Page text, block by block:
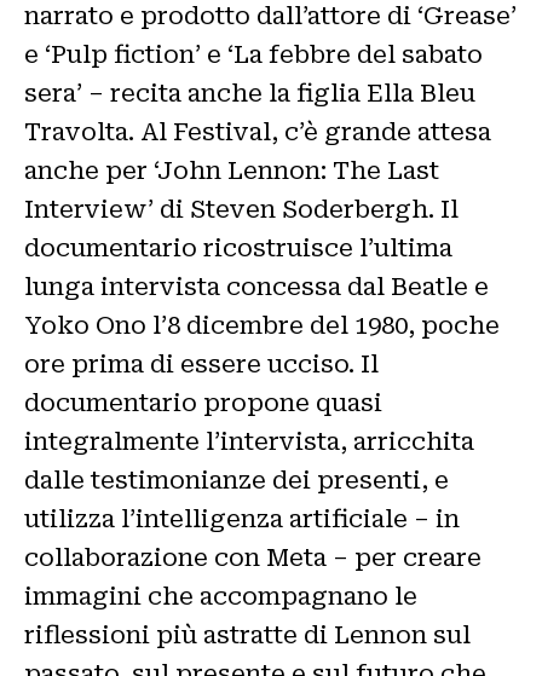
narrato e prodotto dall’attore di ‘Grease’
e ‘Pulp fiction’ e ‘La febbre del sabato
sera’ – recita anche la figlia Ella Bleu
Travolta. Al Festival, c’è grande attesa
anche per ‘John Lennon: The Last
Interview’ di Steven Soderbergh. Il
documentario ricostruisce l’ultima
lunga intervista concessa dal Beatle e
Yoko Ono l’8 dicembre del 1980, poche
ore prima di essere ucciso. Il
documentario propone quasi
integralmente l’intervista, arricchita
dalle testimonianze dei presenti, e
utilizza l’intelligenza artificiale – in
collaborazione con Meta – per creare
immagini che accompagnano le
riflessioni più astratte di Lennon sul